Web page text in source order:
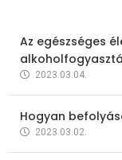
Az egészséges
2023.03.04.
Hogyan
2023.03.02.